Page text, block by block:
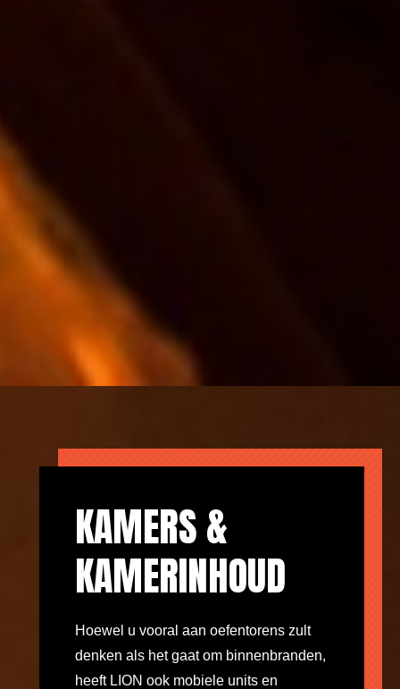
KAMERS &
KAMERINHOUD
Hoewel u vooral aan oefentorens zult
denken als het gaat om binnenbranden,
heeft LION ook mobiele units en